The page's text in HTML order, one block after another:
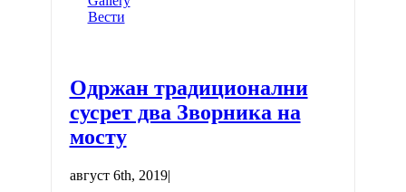
Вести
Одржан традиционални
сусрет два Зворника на
мосту
август 6th, 2019|